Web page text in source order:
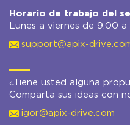
Horario de trabajo del
Lunes a viernes de 9:00 a
support@apix-
¿Tiene usted alguna
Comparta sus ideas con
igor@apix-drive.com